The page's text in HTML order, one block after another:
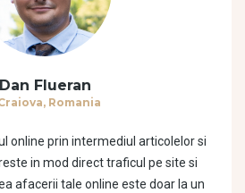
Dan Flueran
Romania
online prin intermediul articolelor si
in mod direct traficul pe site si
afacerii tale online este doar la un